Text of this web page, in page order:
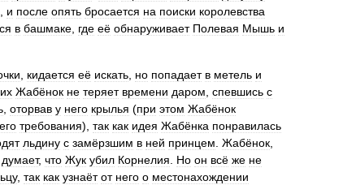
и после опять бросается на поиски королевства
в башмаке где её обнаруживает Полевая Мышь и
кидается её искать но попадает в метель и
Жабёнок не теряет времени даром спевшись с
оторвав у него крылья (при этом Жабёнок
его требования), так как идея Жабёнка понравилась
льдину с замёрзшим в ней принцем Жабёнок
думает, что Жук убил Корнелия Но он всё же не
, так как узнаёт от него о местонахождении